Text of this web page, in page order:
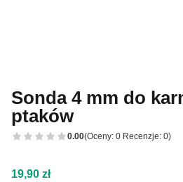
Sonda 4 mm do
ptaków
0.00(Oceny: 0 Recenzje: 0)
Cena
19,90 zł